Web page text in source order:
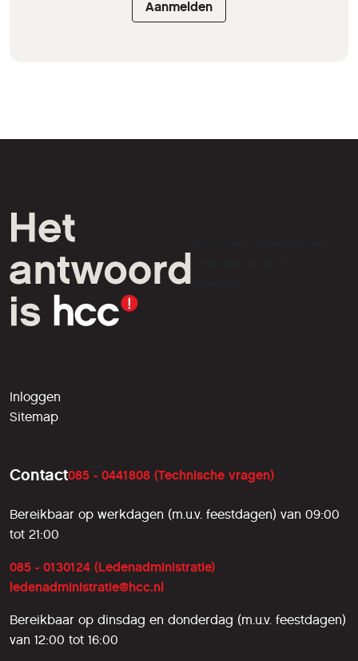
Aanmelden
liefhebbers.
Inloggen
Sitemap
Contact085 - 0441808 (Technische vragen)
Bereikbaar op werkdagen (m.u.v. feestdagen) van 09:00
tot 21:00
085 - 0130124 (Ledenadministratie)
ledenadministratie@hcc.nl
Bereikbaar op dinsdag en donderdag (m.u.v. feestdagen)
van 12:00 tot 16:00